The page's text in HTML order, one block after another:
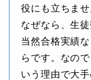
役にも立ちませ
なぜなら、生
当然合格実績
らです。なの
いう理由で大